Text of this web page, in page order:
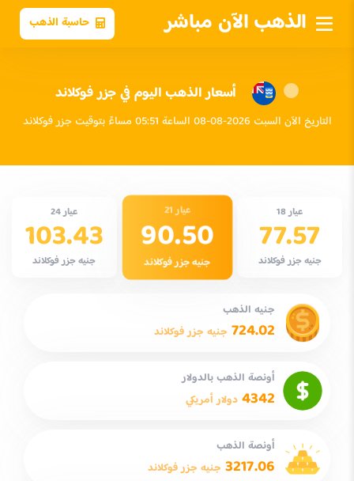
الذهب الآن مباشر حاسبة الذهب
أسعار الذهب اليوم في جزر فوكلاند
التاريخ الآن السبت 2026-08-08 الساعة 05:51 مساءً بتوقيت جزر فوكلاند
عيار 18
77.57
جنيه جزر فوكلاند
عيار 21
90.50
جنيه جزر فوكلاند
عيار 24
103.43
جنيه جزر فوكلاند
جنيه الذهب
724.02 جنيه جزر فوكلاند
أونصة الذهب بالدولار
4342 دولار أمريكي
أونصة الذهب
3217.06 جنيه جزر فوكلاند